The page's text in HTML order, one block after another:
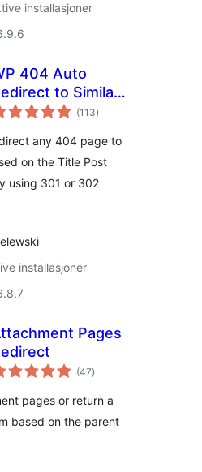
installasjoner
404 Auto
to Similar
(113totale
vurderinger
)
any 404 page to
on the Title Post
using 301 or 302
installasjoner
Pages
(47totale
vurderinger
)
pages or return a
based on the parent